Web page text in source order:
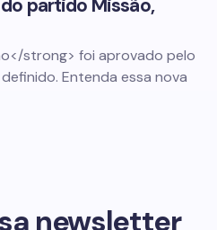
partido Missão,
strong> foi aprovado pelo
Entenda essa nova
newsletter